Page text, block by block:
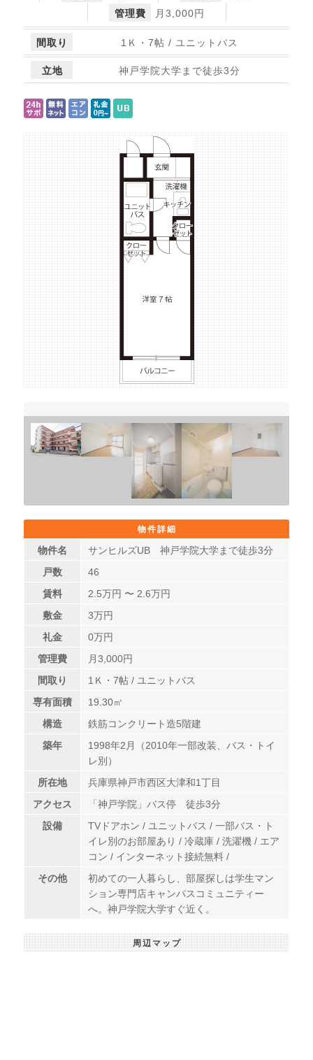
管理費
月3,000円
間取り 1Ｋ・7帖 / ユニットバス
立地 神戸学院大学まで徒歩3分
物件詳細
物件名
サンヒルズUB 神戸学院大学まで徒歩3分
戸数
46
賃料
2.5万円 〜 2.6万円
敷金
3万円
礼金
0万円
管理費
月3,000円
間取り
1Ｋ・7帖 / ユニットバス
専有面積
19.30㎡
構造
鉄筋コンクリート造5階建
築年
1998年2月（2010年一部改装、バス・トイ
レ別）
所在地
兵庫県神戸市西区大津和1丁目
アクセス
「神戸学院」バス停 徒歩3分
設備
TVドアホン / ユニットバス / 一部バス・ト
イレ別のお部屋あり / 冷蔵庫 / 洗濯機 / エア
コン / インターネット接続無料 /
その他
初めての一人暮らし、部屋探しは学生マン
ション専門店キャンパスコミュニティー
へ。神戸学院大学すぐ近く。
周辺マップ